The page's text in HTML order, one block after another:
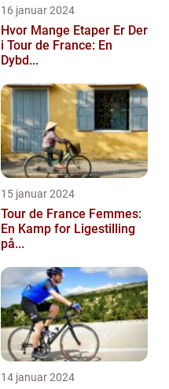
16 januar 2024
Hvor Mange Etaper Er Der
i Tour de France: En
Dybd...
15 januar 2024
Tour de France Femmes:
En Kamp for Ligestilling
på...
14 januar 2024